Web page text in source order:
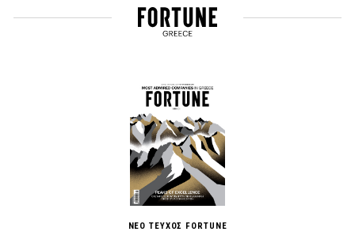
ΝΕΟ ΤΕΥΧΟΣ FORTUNE